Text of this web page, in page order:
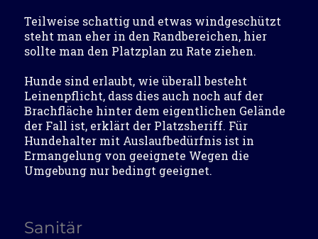
Teilweise schattig und etwas windgeschützt
steht man eher in den Randbereichen, hier
sollte man den Platzplan zu Rate ziehen.
Hunde sind erlaubt, wie überall besteht
Leinenpflicht, dass dies auch noch auf der
Brachfläche hinter dem eigentlichen Gelände
der Fall ist, erklärt der Platzsheriff. Für
Hundehalter mit Auslaufbedürfnis ist in
Ermangelung von geeignete Wegen die
Umgebung nur bedingt geeignet.
Sanitär